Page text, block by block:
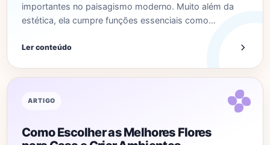
importantes no paisagismo moderno. Muito além da
estética, ela cumpre funções essenciais como…
Ler conteúdo
ARTIGO
Como Escolher as Melhores Flores